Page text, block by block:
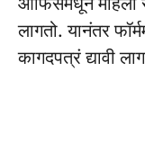
लागतो. यानंतर
कागदपत्रं द्यावी